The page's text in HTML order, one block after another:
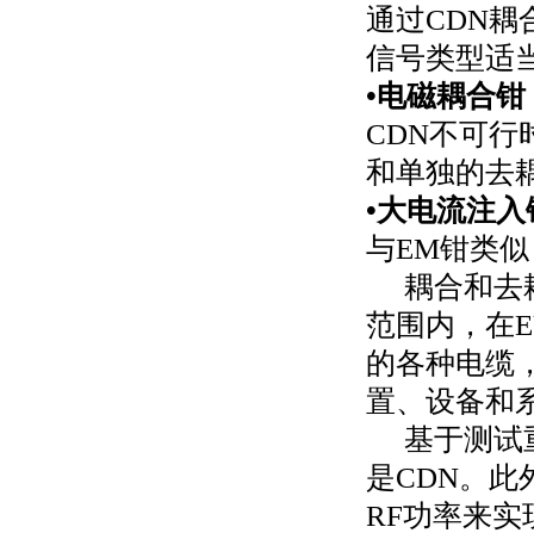
通过CDN耦
信号类型适
•电磁耦合钳
CDN不可行
和单独的去
•大电流注入
与EM钳类
耦合和去
范围内，在
的各种电缆
置、设备和
基于测试
是CDN。此
RF功率来实